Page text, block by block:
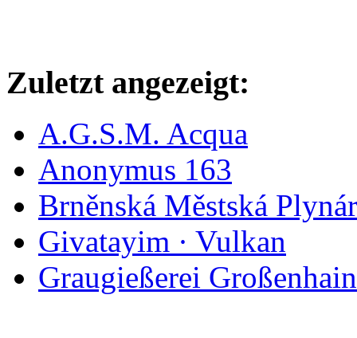
Zuletzt angezeigt:
A.G.S.M. Acqua
Anonymus 163
Brněnská Městská
Givatayim · Vulkan
Graugießerei Großenhain